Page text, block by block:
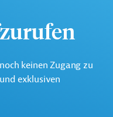
keinen Zugang zu
exklusiven